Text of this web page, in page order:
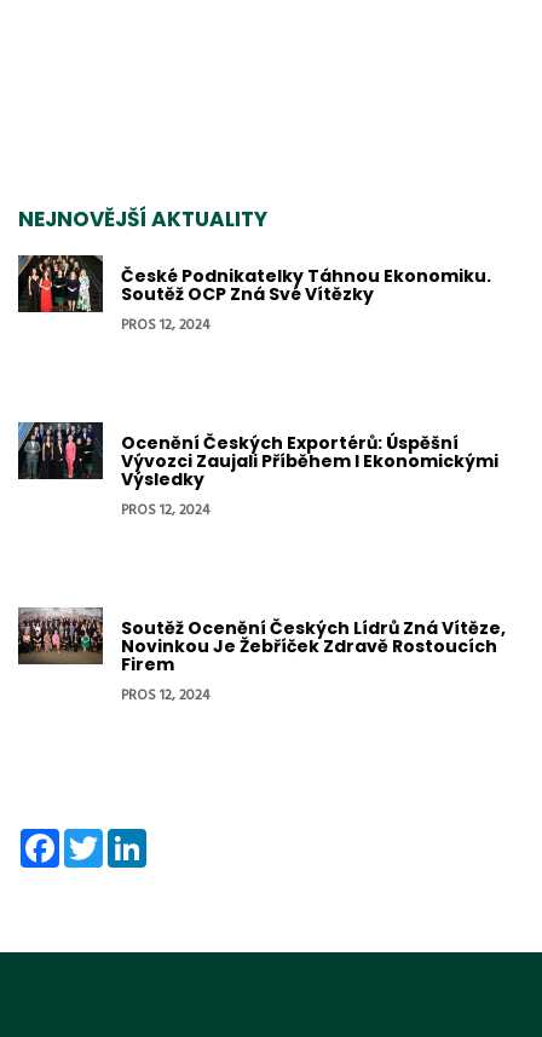
NEJNOVĚJŠÍ AKTUALITY
České Podnikatelky Táhnou Ekonomiku.
Soutěž OCP Zná Své Vítězky
PROS 12, 2024
Ocenění Českých Exportérů: Úspěšní
Vývozci Zaujali Příběhem I Ekonomickými
Výsledky
PROS 12, 2024
Soutěž Ocenění Českých Lídrů Zná Vítěze,
Novinkou Je Žebříček Zdravě Rostoucích
Firem
PROS 12, 2024
Facebook
Twitter